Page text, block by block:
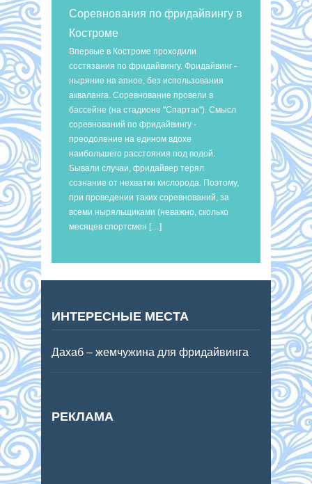
Соревнования по фридайвингу в
Костроме
Впервые в Костроме проходили
состязания по фридайвингу. Фридайвинг -
ныряние на апное, без использования
акваланга. Соревнование провели в
бассейне (на стадионе "Спартак"). Смысл
соревнований по фридайвингу -
преодоление на едином вдохе
наибольшего расстояния под водой.
Бывали случаи, фридайвер терял
сознание от нехватки кислорода. Поэтому,
при проведении таких соревнований, за
всеми ныряльщиками (неважно, сколько
месяцев спортсмен […]
ИНТЕРЕСНЫЕ МЕСТА
Дахаб – жемчужина для фридайвинга
РЕКЛАМА